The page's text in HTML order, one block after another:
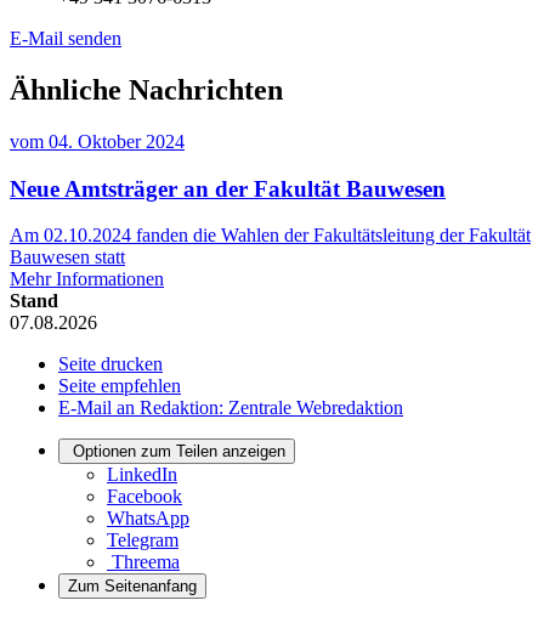
E-Mail senden
Ähnliche Nachrichten
vom 04. Oktober 2024
Neue Amtsträger an der Fakultät Bauwesen
Am 02.10.2024 fanden die Wahlen der Fakultätsleitung der Fakultät
Bauwesen statt
Mehr Informationen
Stand
07.08.2026
Seite drucken
Seite empfehlen
E-Mail an Redaktion: Zentrale Webredaktion
Optionen zum Teilen anzeigen
LinkedIn
Facebook
WhatsApp
Telegram
Threema
Zum Seitenanfang